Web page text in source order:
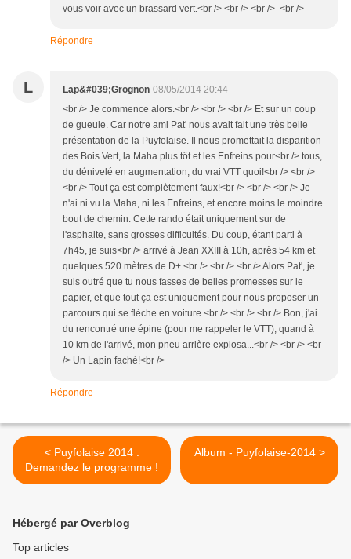
vous voir avec un brassard vert.<br /> <br /> <br /> <br />
Répondre
L Lap&#039;Grognon 08/05/2014 20:44
<br /> Je commence alors.<br /> <br /> <br /> Et sur un coup
de gueule. Car notre ami Pat' nous avait fait une très belle
présentation de la Puyfolaise. Il nous promettait la disparition
des Bois Vert, la Maha plus tôt et les Enfreins pour<br /> tous,
du dénivelé en augmentation, du vrai VTT quoi!<br /> <br />
<br /> Tout ça est complètement faux!<br /> <br /> <br /> Je
n'ai ni vu la Maha, ni les Enfreins, et encore moins le moindre
bout de chemin. Cette rando était uniquement sur de
l'asphalte, sans grosses difficultés. Du coup, étant parti à
7h45, je suis<br /> arrivé à Jean XXIII à 10h, après 54 km et
quelques 520 mètres de D+.<br /> <br /> <br /> Alors Pat', je
suis outré que tu nous fasses de belles promesses sur le
papier, et que tout ça est uniquement pour nous proposer un
parcours qui se flèche en voiture.<br /> <br /> <br /> Bon, j'ai
du rencontré une épine (pour me rappeler le VTT), quand à
10 km de l'arrivé, mon pneu arrière explosa...<br /> <br /> <br
/> Un Lapin faché!<br />
Répondre
< Puyfolaise 2014 :
Demandez le programme !
Album - Puyfolaise-2014 >
Hébergé par Overblog
Top articles